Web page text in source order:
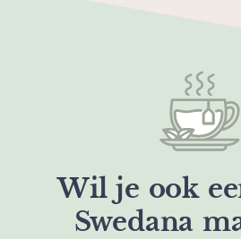
Wil je ook
Swedana